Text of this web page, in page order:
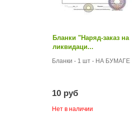
Бланки "Наряд-заказ на
ликвидаци...
Бланки - 1 шт - НА БУМАГЕ
10 руб
Нет в наличии